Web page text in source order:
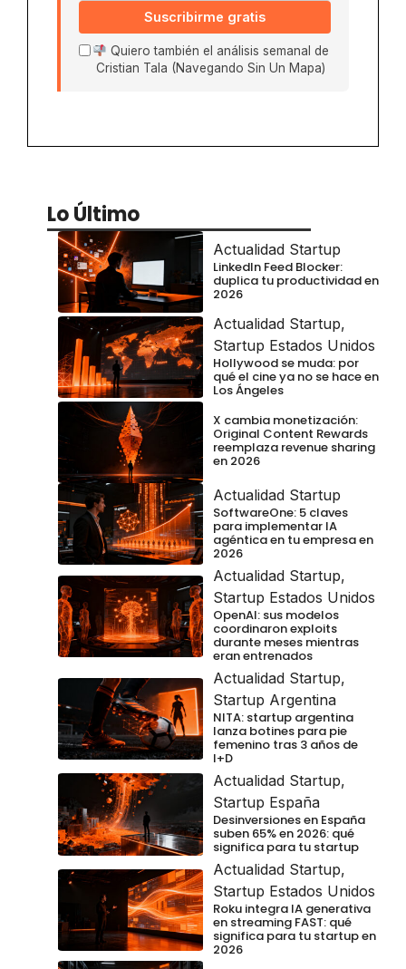
Suscribirme gratis
Quiero también el análisis semanal de
Cristian Tala (Navegando Sin Un Mapa)
Lo Último
Actualidad Startup
LinkedIn Feed Blocker:
duplica tu productividad en
2026
Actualidad Startup,
Startup Estados Unidos
Hollywood se muda: por
qué el cine ya no se hace en
Los Ángeles
X cambia monetización:
Original Content Rewards
reemplaza revenue sharing
en 2026
Actualidad Startup
SoftwareOne: 5 claves
para implementar IA
agéntica en tu empresa en
2026
Actualidad Startup,
Startup Estados Unidos
OpenAI: sus modelos
coordinaron exploits
durante meses mientras
eran entrenados
Actualidad Startup,
Startup Argentina
NITA: startup argentina
lanza botines para pie
femenino tras 3 años de
I+D
Actualidad Startup,
Startup España
Desinversiones en España
suben 65% en 2026: qué
significa para tu startup
Actualidad Startup,
Startup Estados Unidos
Roku integra IA generativa
en streaming FAST: qué
significa para tu startup en
2026